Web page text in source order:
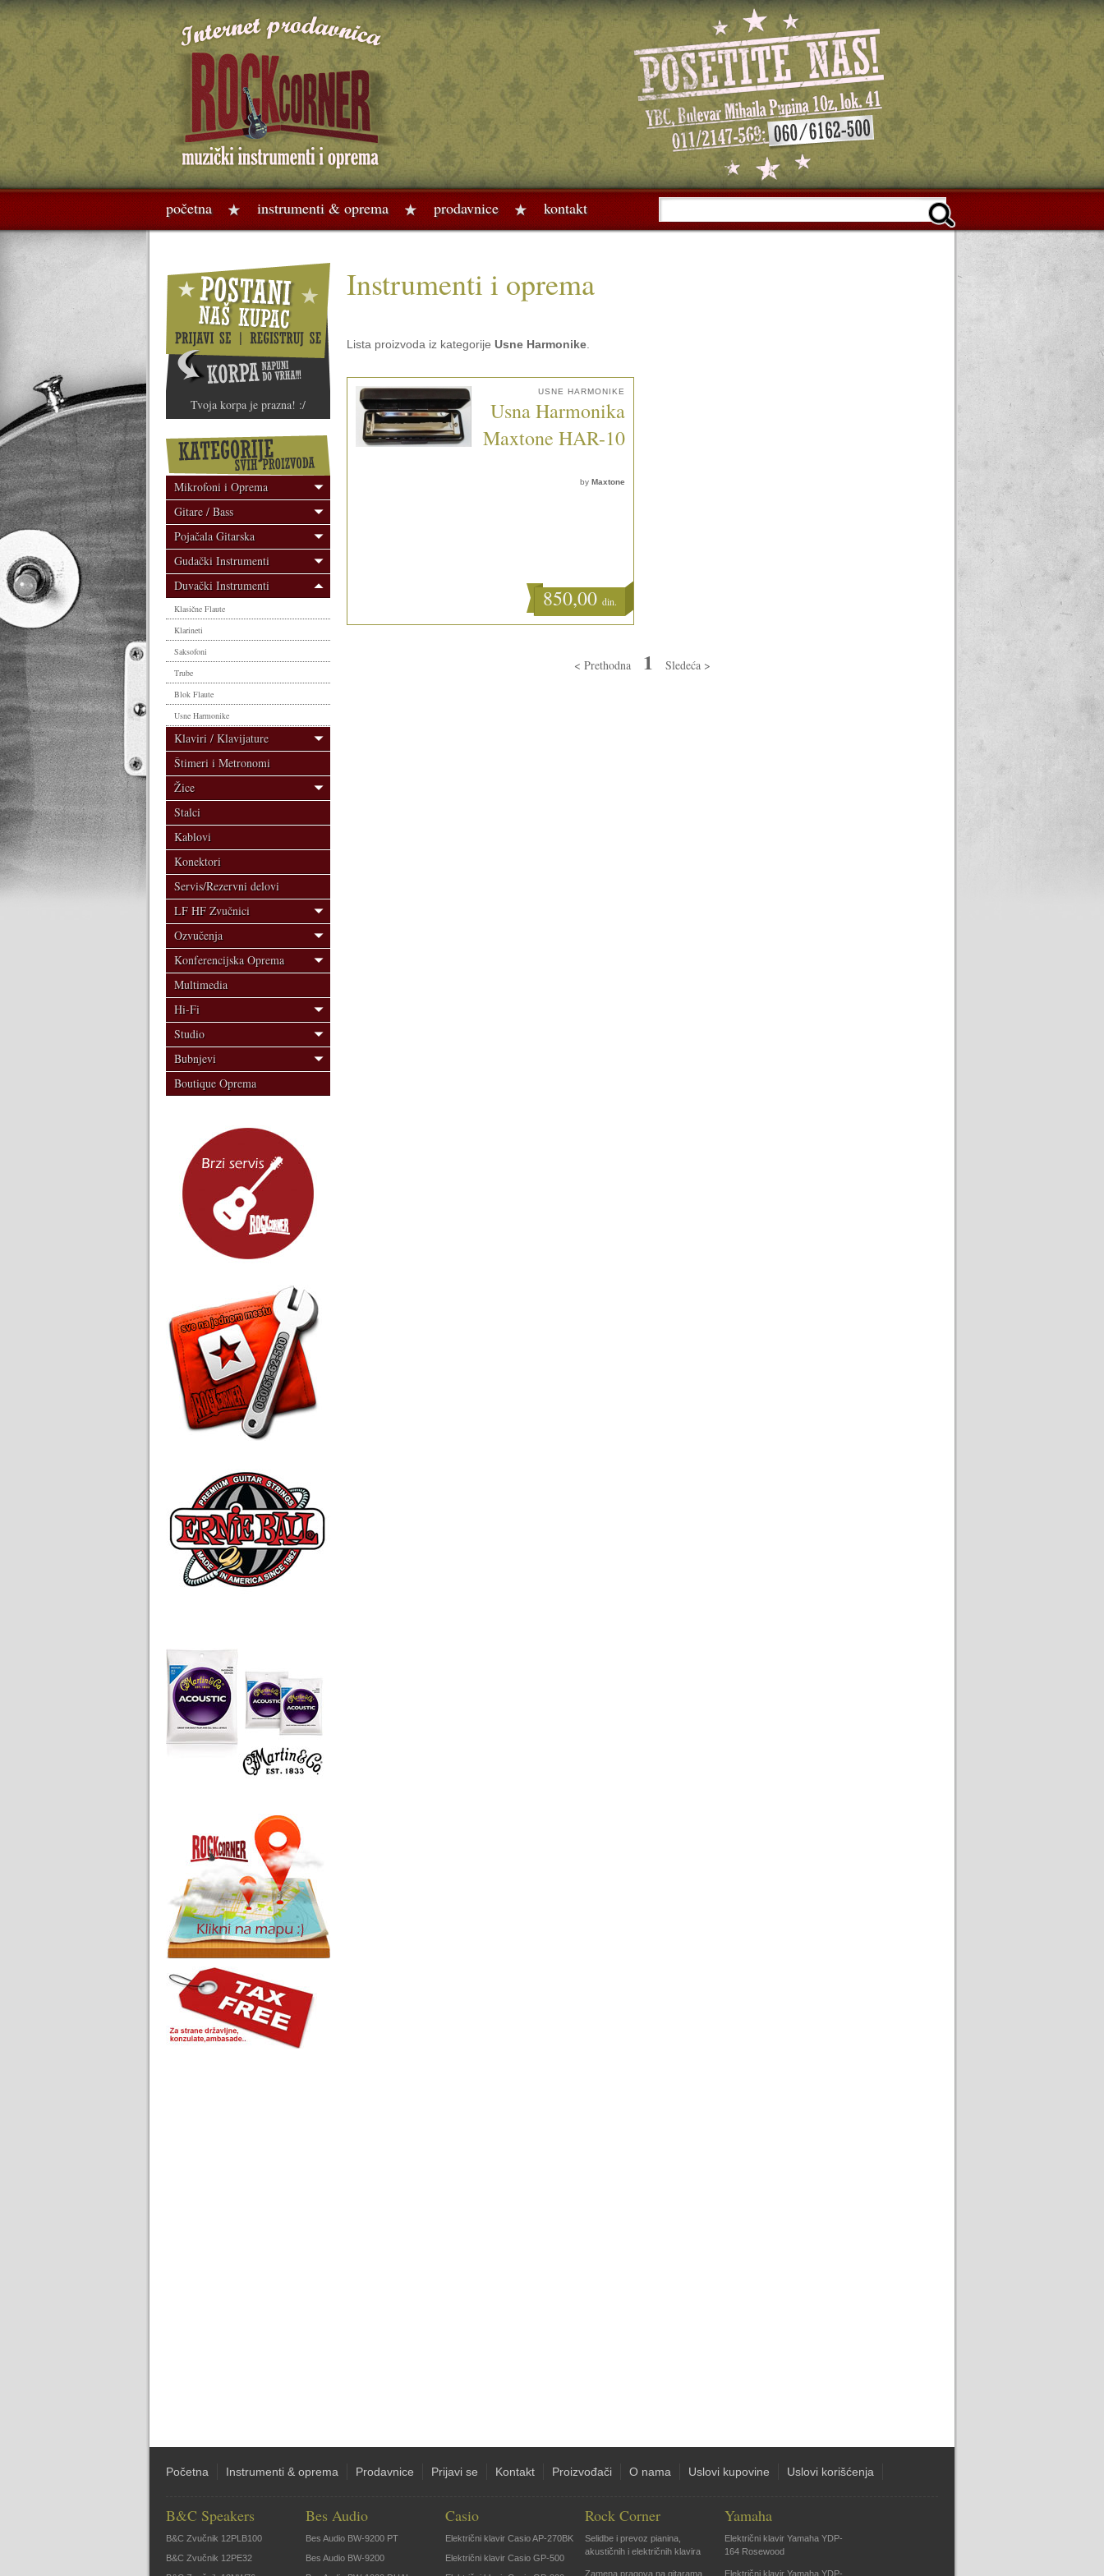
početna instrumenti & oprema prodavnice kontakt
Tvoja korpa je prazna! :/
Mikrofoni i Oprema
Gitare / Bass
Pojačala Gitarska
Gudački Instrumenti
Duvački Instrumenti
Klasične Flaute
Klarineti
Saksofoni
Trube
Blok Flaute
Usne Harmonike
Klaviri / Klavijature
Štimeri i Metronomi
Žice
Stalci
Kablovi
Konektori
Servis/Rezervni delovi
LF HF Zvučnici
Ozvučenja
Konferencijska Oprema
Multimedia
Hi-Fi
Studio
Bubnjevi
Boutique Oprema
Instrumenti i oprema
Lista proizvoda iz kategorije Usne Harmonike
USNE HARMONIKE
Usna Harmonika
Maxtone HAR-10
by Maxtone
850,00 din.
< Prethodna 1 Sledeća >
Početna Instrumenti & oprema Prodavnice Prijavi se Kontakt Proizvođači O nama Uslovi kupovine Uslovi korišćenja
B&C Speakers
B&C Zvučnik 12PLB100
B&C Zvučnik 12PE32
Bes Audio
Bes Audio BW-9200 PT
Bes Audio BW-9200
Casio
Električni klavir Casio AP-270BK
Električni klavir Casio GP-500
Rock Corner
Selidbe i prevoz pianina,
akustičnih i električnih klavira
Zamena pragova na gitarama
Yamaha
Električni klavir Yamaha YDP-
164 Rosewood
Električni klavir Yamaha YDP-